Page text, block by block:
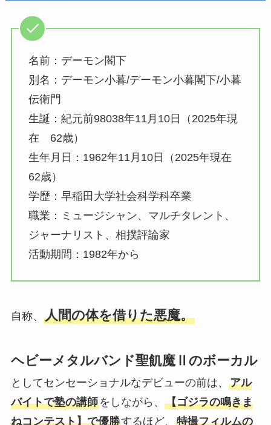
名前：デーモン閣下
別名：デーモン小暮/デーモン小暮閣下/小暮
伝衛門
生誕：紀元前98038年11月10日（2025年現
在 62歳）
生年月日：1962年11月10日（2025年現在
62歳）
学歴：早稲田大学社会科学科卒業
職業：ミュージシャン、マルチタレント、
ジャーナリスト、相撲評論家
活動期間：1982年から
自称、 人間の体を借りた悪魔。
ヘビーメタルバンド聖飢魔Ⅱのボーカル
としてセンセーショナルなデビューの前は、 アル
バイトで塾の講師をしながら、 【ゴジラの鳴きま
ねコンテスト】で優勝するほど、 特撮フィルムの